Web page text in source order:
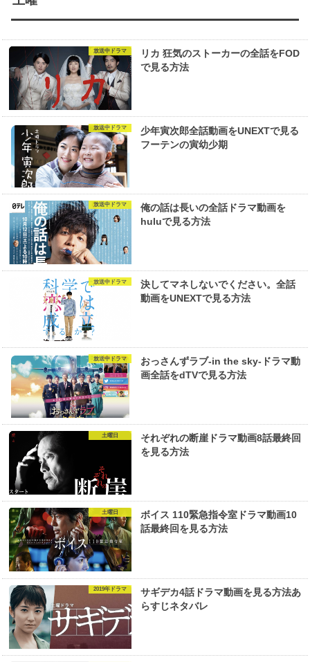
放送中ドラマ
リカ 狂気のストーカーの全話をFOD
で見る方法
放送中ドラマ
少年寅次郎全話動画をUNEXTで見る
フーテンの寅幼少期
放送中ドラマ
俺の話は長いの全話ドラマ動画を
huluで見る方法
放送中ドラマ
決してマネしないでください。全話
動画をUNEXTで見る方法
放送中ドラマ
おっさんずラブ-in the sky-ドラマ動
画全話をdTVで見る方法
土曜日
それぞれの断崖ドラマ動画8話最終回
を見る方法
土曜日
ボイス 110緊急指令室ドラマ動画10
話最終回を見る方法
2019年ドラマ
サギデカ4話ドラマ動画を見る方法あ
らすじネタバレ